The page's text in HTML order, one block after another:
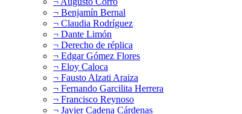
¬ Benjamín Bernal
¬ Claudia Rodríguez
¬ Dante Limón
¬ Derecho de réplica
¬ Edgar Gómez Flores
¬ Eloy Caloca
¬ Fausto Alzati Araiza
¬ Fernando Garcilita Herrera
¬ Francisco Reynoso
¬ Javier Cadena Cárdenas